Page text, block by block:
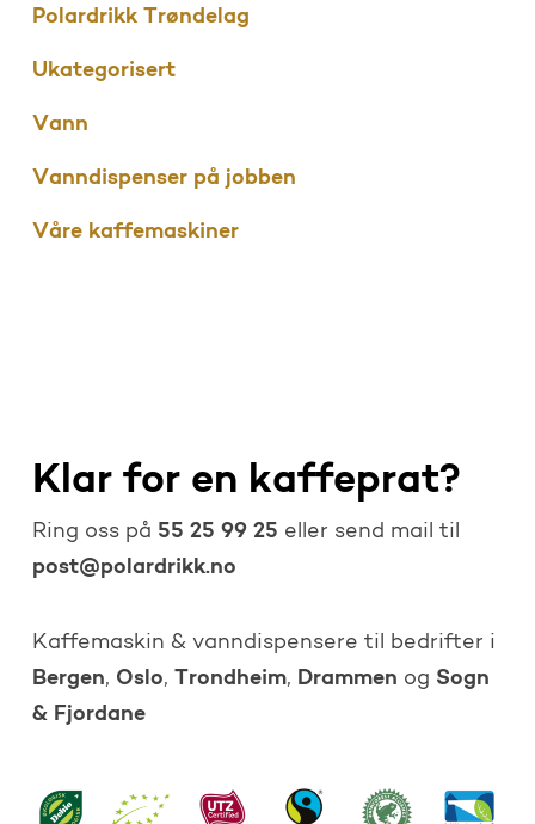
Polardrikk Trøndelag
Ukategorisert
Vann
Vanndispenser på jobben
Våre kaffemaskiner
Klar for en kaffeprat?
Ring oss på 55 25 99 25 eller send mail til
post@polardrikk.no
Kaffemaskin & vanndispensere til bedrifter i
Bergen, Oslo, Trondheim, Drammen og Sogn
& Fjordane